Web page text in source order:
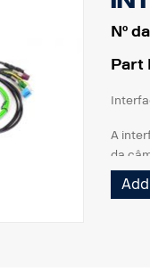
Nº
Part
A
da